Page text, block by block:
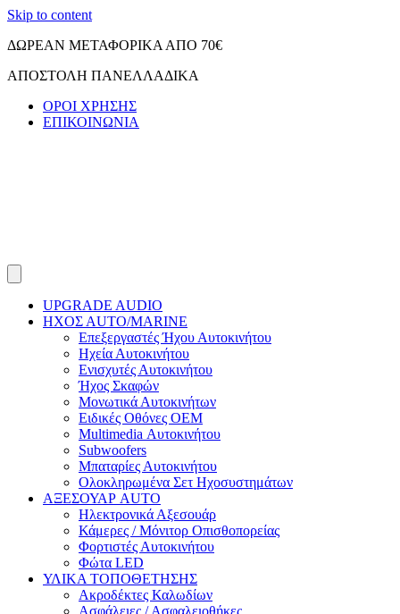
Skip to content
ΔΩΡΕΑΝ ΜΕΤΑΦΟΡΙΚΑ ΑΠΟ 70€
ΑΠΟΣΤΟΛΗ ΠΑΝΕΛΛΑΔΙΚΑ
ΟΡΟΙ ΧΡΗΣΗΣ
ΕΠΙΚΟΙΝΩΝΙΑ
UPGRADE AUDIO
ΗΧΟΣ ΑUTO/MARINE
Επεξεργαστές Ήχου Αυτοκινήτου
Ηχεία Αυτοκινήτου
Ενισχυτές Αυτοκινήτου
Ήχος Σκαφών
Μονωτικά Αυτοκινήτων
Ειδικές Οθόνες OEM
Multimedia Αυτοκινήτου
Subwoofers
Μπαταρίες Αυτοκινήτου
Ολοκληρωμένα Σετ Ηχοσυστημάτων
ΑΞΕΣΟΥΑΡ AUTO
Ηλεκτρονικά Αξεσουάρ
Κάμερες / Μόνιτορ Οπισθοπορείας
Φορτιστές Αυτοκινήτου
Φώτα LED
ΥΛΙΚΑ ΤΟΠΟΘΕΤΗΣΗΣ
Ακροδέκτες Καλωδίων
Ασφάλειες / Ασφαλειοθήκες